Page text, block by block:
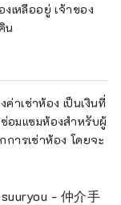
เหลืออยู่ เจ้าของ
น
าเช่าห้อง เป็นเงินที่
อมแซมห้องสำหรับผู้
การเช่าห้อง โดยจะ
- 仲介手